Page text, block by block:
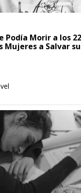
Podía Morir a los
Mujeres a Salvar